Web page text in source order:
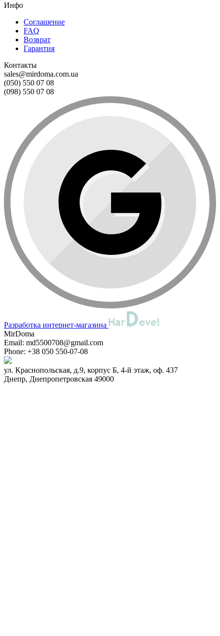
Инфо
Соглашение
FAQ
Возврат
Гарантия
Контакты
sales@mirdoma.com.ua
(050) 550 07 08
(098) 550 07 08
Разработка интернет-магазина
MirDoma
Email: md5500708@gmail.com
Phone: +38 050 550-07-08
ул. Краснопольская, д.9, корпус Б, 4-й этаж, оф. 437
Днепр, Днепропетровская 49000